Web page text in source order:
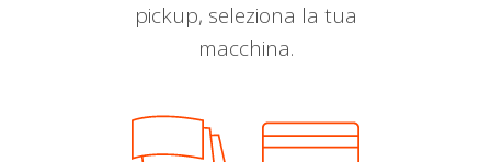
pickup, seleziona la tua
macchina.